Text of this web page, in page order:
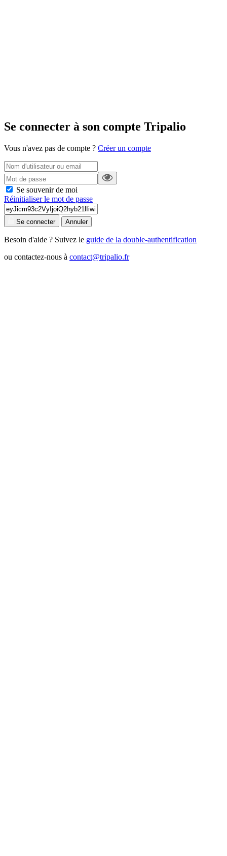
Se connecter à son compte Tripalio
Vous n'avez pas de compte ? Créer un compte
Se souvenir de moi
Réinitialiser le mot de passe
Se connecter Annuler
Besoin d'aide ? Suivez le guide de la double-authentification
ou contactez-nous à contact@tripalio.fr